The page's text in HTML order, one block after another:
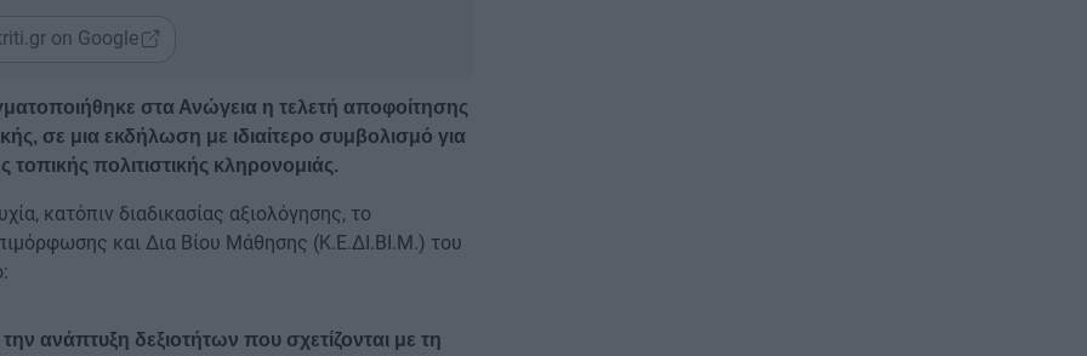
on Google
στα Ανώγεια η τελετή αποφοίτησης
σε μια εκδήλωση με ιδιαίτερο συμβολισμό για
πολιτιστικής κληρονομιάς.
κατόπιν διαδικασίας αξιολόγησης, το
και Δια Βίου Μάθησης (Κ.Ε.ΔΙ.ΒΙ.Μ.) του
ανάπτυξη δεξιοτήτων που σχετίζονται με τη